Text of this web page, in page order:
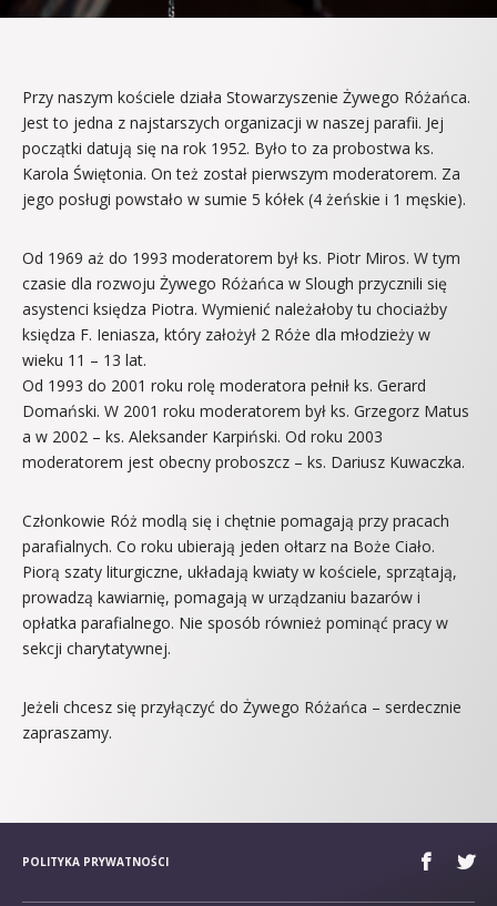
Przy naszym kościele działa Stowarzyszenie Żywego Różańca.
Jest to jedna z najstarszych organizacji w naszej parafii. Jej
początki datują się na rok 1952. Było to za probostwa ks.
Karola Świętonia. On też został pierwszym moderatorem. Za
jego posługi powstało w sumie 5 kółek (4 żeńskie i 1 męskie).
Od 1969 aż do 1993 moderatorem był ks. Piotr Miros. W tym
czasie dla rozwoju Żywego Różańca w Slough przycznili się
asystenci księdza Piotra. Wymienić należałoby tu chociażby
księdza F. Ieniasza, który założył 2 Róże dla młodzieży w
wieku 11 – 13 lat.
Od 1993 do 2001 roku rolę moderatora pełnił ks. Gerard
Domański. W 2001 roku moderatorem był ks. Grzegorz Matus
a w 2002 – ks. Aleksander Karpiński. Od roku 2003
moderatorem jest obecny proboszcz – ks. Dariusz Kuwaczka.
Członkowie Róż modlą się i chętnie pomagają przy pracach
parafialnych. Co roku ubierają jeden ołtarz na Boże Ciało.
Piorą szaty liturgiczne, układają kwiaty w kościele, sprzątają,
prowadzą kawiarnię, pomagają w urządzaniu bazarów i
opłatka parafialnego. Nie sposób również pominąć pracy w
sekcji charytatywnej.
Jeżeli chcesz się przyłączyć do Żywego Różańca – serdecznie
zapraszamy.
POLITYKA PRYWATNOŚCI